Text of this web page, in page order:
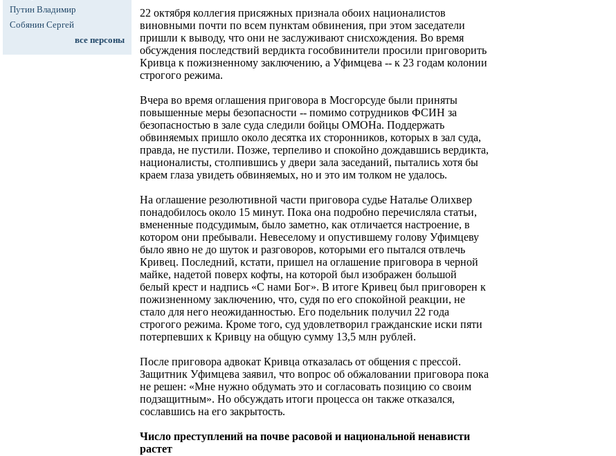
Путин Владимир
Собянин Сергей
все персоны
22 октября коллегия присяжных признала обоих националистов
виновными почти по всем пунктам обвинения, при этом заседатели
пришли к выводу, что они не заслуживают снисхождения. Во время
обсуждения последствий вердикта гособвинители просили приговорить
Кривца к пожизненному заключению, а Уфимцева -- к 23 годам колонии
строгого режима.
Вчера во время оглашения приговора в Мосгорсуде были приняты
повышенные меры безопасности -- помимо сотрудников ФСИН за
безопасностью в зале суда следили бойцы ОМОНа. Поддержать
обвиняемых пришло около десятка их сторонников, которых в зал суда,
правда, не пустили. Позже, терпеливо и спокойно дождавшись вердикта,
националисты, столпившись у двери зала заседаний, пытались хотя бы
краем глаза увидеть обвиняемых, но и это им толком не удалось.
На оглашение резолютивной части приговора судье Наталье Олихвер
понадобилось около 15 минут. Пока она подробно перечисляла статьи,
вмененные подсудимым, было заметно, как отличается настроение, в
котором они пребывали. Невеселому и опустившему голову Уфимцеву
было явно не до шуток и разговоров, которыми его пытался отвлечь
Кривец. Последний, кстати, пришел на оглашение приговора в черной
майке, надетой поверх кофты, на которой был изображен большой
белый крест и надпись «С нами Бог». В итоге Кривец был приговорен к
пожизненному заключению, что, судя по его спокойной реакции, не
стало для него неожиданностью. Его подельник получил 22 года
строгого режима. Кроме того, суд удовлетворил гражданские иски пяти
потерпевших к Кривцу на общую сумму 13,5 млн рублей.
После приговора адвокат Кривца отказалась от общения с прессой.
Защитник Уфимцева заявил, что вопрос об обжаловании приговора пока
не решен: «Мне нужно обдумать это и согласовать позицию со своим
подзащитным». Но обсуждать итоги процесса он также отказался,
сославшись на его закрытость.
Число преступлений на почве расовой и национальной ненависти
растет